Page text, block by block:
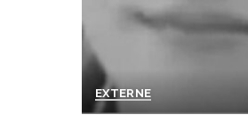
EXTERNE